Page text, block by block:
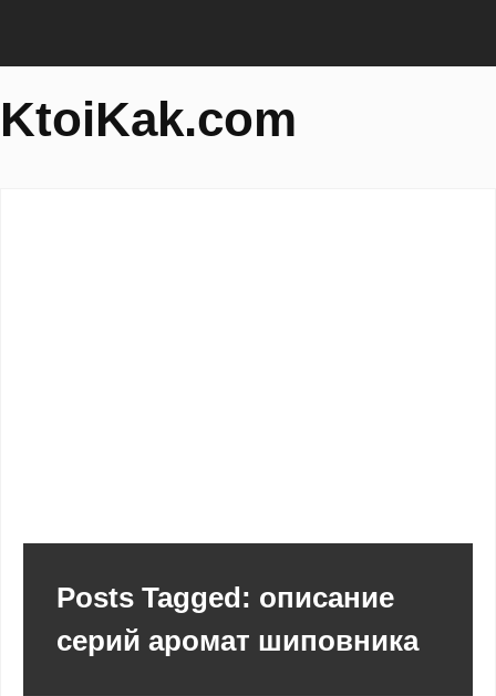
KtoiKak.com
Posts Tagged: описание
серий аромат шиповника